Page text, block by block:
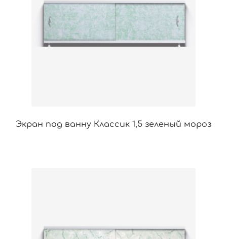
Экран под ванну Классик 1,5 зеленый мороз